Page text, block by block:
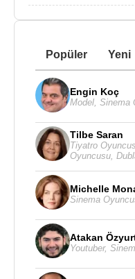
Popüler Yeni
Engin Koç
Model Sinema
Tilbe Saran
Tiyatro
Oyuncusu,
Michelle
Sinema
Atakan
Youtuber,